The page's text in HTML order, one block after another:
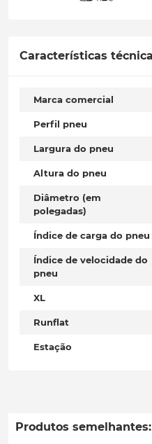
Características
Marca comercial
Perfil pneu
Largura do pneu
Altura do pneu
Diâmetro (em
polegadas)
Índice de carga do pneu
Índice de velocidade do
pneu
XL
Runflat
Estação
Produtos semelhantes: